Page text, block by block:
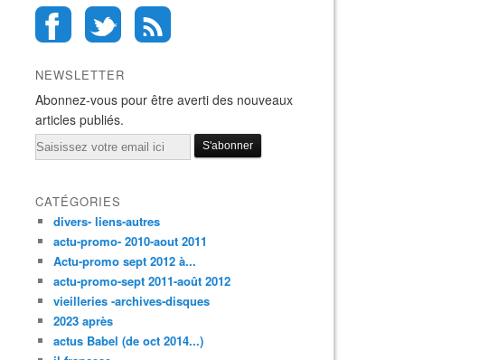
NEWSLETTER
Abonnez-vous pour être averti des nouveaux
articles publiés.
Email
CATÉGORIES
divers- liens-autres
actu-promo- 2010-aout 2011
Actu-promo sept 2012 à...
actu-promo-sept 2011-août 2012
vieilleries -archives-disques
2023 après
actus Babel (de oct 2014...)